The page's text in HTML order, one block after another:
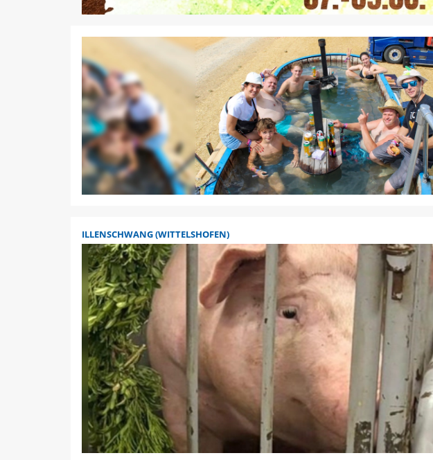
ILLENSCHWANG (WITTELSHOFEN)